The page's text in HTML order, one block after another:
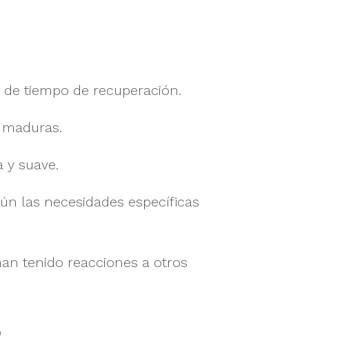
tiempo de recuperación.
y suave.
las necesidades específicas
tenido reacciones a otros